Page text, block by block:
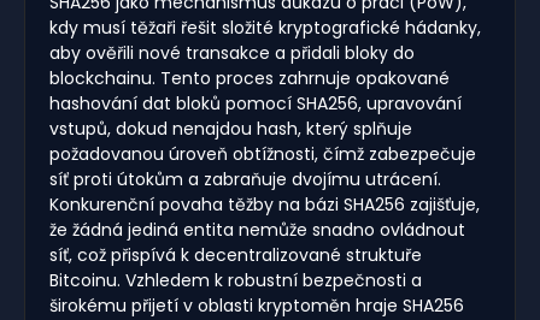
kdy musí těžaři řešit složité kryptografické hádanky,
aby ověřili nové transakce a přidali bloky do
blockchainu. Tento proces zahrnuje opakované
hashování dat bloků pomocí SHA256, upravování
vstupů, dokud nenajdou hash, který splňuje
požadovanou úroveň obtížnosti, čímž zabezpečuje
síť proti útokům a zabraňuje dvojímu utrácení.
Konkurenční povaha těžby na bázi SHA256 zajišťuje,
že žádná jediná entita nemůže snadno ovládnout
síť, což přispívá k decentralizované struktuře
Bitcoinu. Vzhledem k robustní bezpečnosti a
širokému přijetí v oblasti kryptoměn hraje SHA256